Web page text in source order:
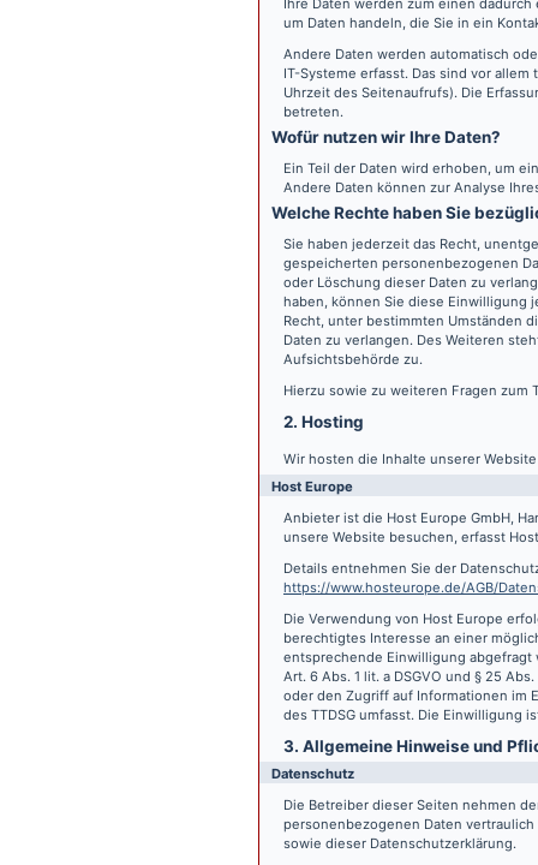
Ihre Daten werden zum einen
um Daten handeln, die Sie in ein
Andere Daten werden automatisch
IT-Systeme erfasst. Das sind vor
Uhrzeit des Seitenaufrufs). Die
betreten.
Wofür nutzen wir Ihre Daten?
Ein Teil der Daten wird erhoben, um
Andere Daten können zur Analyse
Welche Rechte haben Sie
Sie haben jederzeit das Recht,
gespeicherten personenbezogenen
oder Löschung dieser Daten zu
haben, können Sie diese Einwilligung
Recht, unter bestimmten Umständen
Daten zu verlangen. Des Weiteren
Aufsichtsbehörde zu.
Hierzu sowie zu weiteren Fragen zum
2. Hosting
Wir hosten die Inhalte unserer
Host Europe
Anbieter ist die Host Europe GmbH,
unsere Website besuchen, erfasst
Details entnehmen Sie der
https://www.hosteurope.de/AGB/
Die Verwendung von Host Europe
berechtigtes Interesse an einer
entsprechende Einwilligung abgefragt
Art. 6 Abs. 1 lit. a DSGVO und § 25
oder den Zugriff auf Informationen im
des TTDSG umfasst. Die Einwilligung
3. Allgemeine Hinweise und
Datenschutz
Die Betreiber dieser Seiten nehmen
personenbezogenen Daten
sowie dieser Datenschutzerklärung.